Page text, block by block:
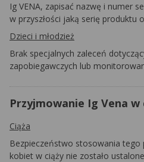
Ig VENA, zapisać nazwę i numer
w przyszłości jaką serię produktu
Dzieci i młodzież
Brak specjalnych zaleceń
zapobiegawczych lub
Przyjmowanie Ig Vena w
Ciąża
Bezpieczeństwo stosowania tego
kobiet w ciąży nie zostało